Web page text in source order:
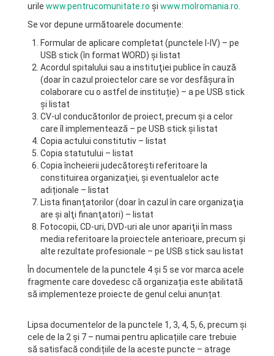
urile www.pentrucomunitate.ro și www.molromania.ro
Se vor depune următoarele documente:
Formular de aplicare completat (punctele I-IV) – pe
USB stick (în format WORD) și listat
Acordul spitalului sau a instituţiei publice în cauză
(doar în cazul proiectelor care se vor desfășura în
colaborare cu o astfel de instituție) – a pe USB stick
și listat
CV-ul conducătorilor de proiect, precum şi a celor
care îl implementează – pe USB stick și listat
Copia actului constitutiv – listat
Copia statutului – listat
Copia încheierii judecătoreşti referitoare la
constituirea organizaţiei, și eventualelor acte
adiționale – listat
Lista finanţatorilor (doar în cazul în care organizaţia
are şi alţi finanţatori) – listat
Fotocopii, CD-uri, DVD-uri ale unor apariţii în mass
media referitoare la proiectele anterioare, precum și
alte rezultate profesionale – pe USB stick sau listat
În documentele de la punctele 4 și 5 se vor marca acele
fragmente care dovedesc că organizația este abilitată
să implementeze proiecte de genul celui anunțat.
Lipsa documentelor de la punctele 1, 3, 4, 5, 6, precum și
cele de la 2 și 7 – numai pentru aplicațiile care trebuie
să satisfacă condițiile de la aceste puncte – atrage